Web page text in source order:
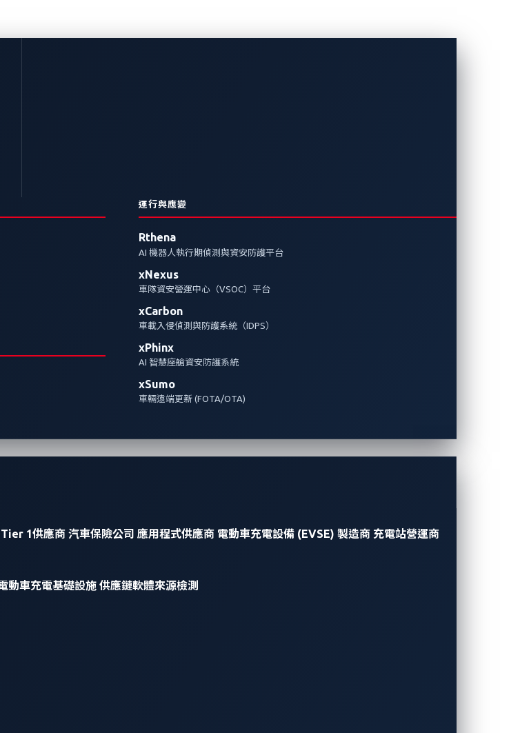
運行與應變
Rthena
AI 機器人執行期偵測與資安防護平台
xNexus
車隊資安營運中心（VSOC）平台
xCarbon
車載入侵偵測與防護系統（IDPS）
xPhinx
AI 智慧座艙資安防護系統
xSumo
車輛遠端更新 (FOTA/OTA)
Tier 1供應商 汽車保險公司 應用程式供應商 電動車充電設備 (EVSE) 製造商 充電站營運商
動車充電基礎設施 供應鏈軟體來源檢測